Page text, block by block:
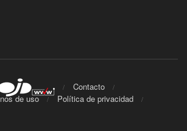
Contacto
de uso
Política de privacidad